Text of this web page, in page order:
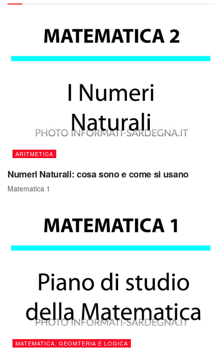
ARITMETICA
Numeri Naturali: cosa sono e come si usano
Matematica 1
MATEMATICA, GEOMTERIA E LOGICA